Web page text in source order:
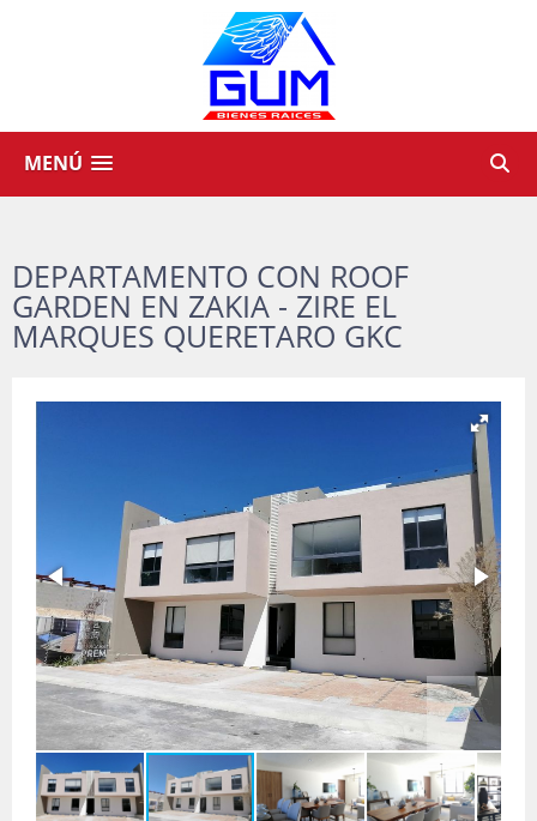
MENÚ
DEPARTAMENTO CON ROOF
GARDEN EN ZAKIA - ZIRE EL
MARQUES QUERETARO GKC